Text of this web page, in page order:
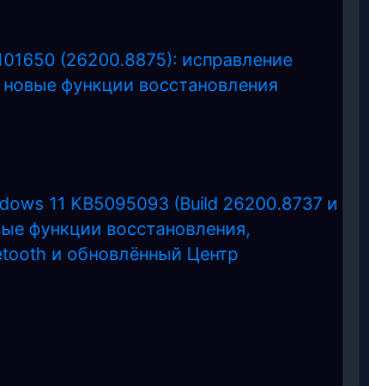
(26200.8875): исправление
функции восстановления
11 KB5095093 (Build 26200.8737 и
функции восстановления,
и обновлённый Центр